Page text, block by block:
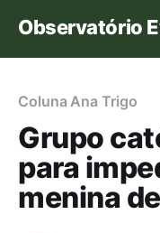
Observatório
Coluna Ana Trigo
Grupo
para
menina